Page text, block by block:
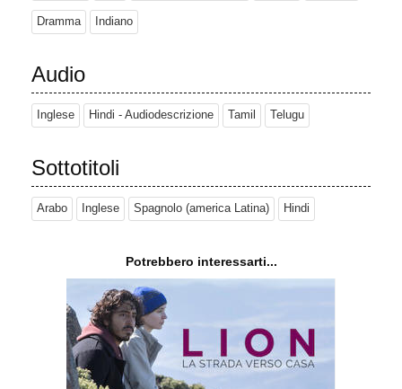
Dramma Indiano
Audio
Inglese Hindi - Audiodescrizione Tamil Telugu
Sottotitoli
Arabo Inglese Spagnolo (america Latina) Hindi
Potrebbero interessarti...